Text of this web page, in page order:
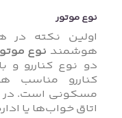
نوع موتور
اولین نکته در
هوشمند نوع
دو نوع کناررو و
کناررو مناسب
مسکونی است. در
اتاق خواب‌ها یا